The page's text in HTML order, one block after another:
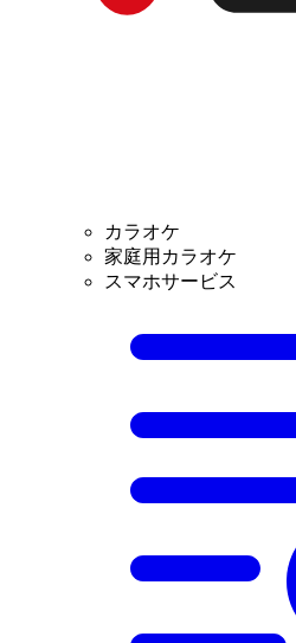
カラオケ
家庭用カラオケ
スマホサービス